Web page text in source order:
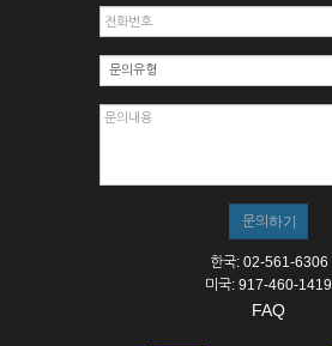
한국: 02-561-6306
미국: 917-460-1419
FAQ